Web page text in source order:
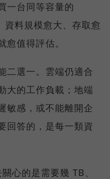
一台同等容量的
料規模愈大、存取愈
值得評估。
二選一。雲端仍適合
大的工作負載；地端
敏感，或不能離開企
回答的，是每一類資
心的是需要幾 TB、